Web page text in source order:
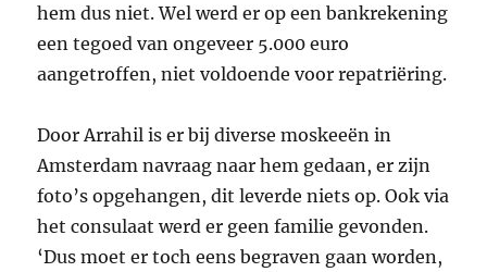
hem dus niet. Wel werd er op een bankrekening
een tegoed van ongeveer 5.000 euro
aangetroffen, niet voldoende voor repatriëring.
Door Arrahil is er bij diverse moskeeën in
Amsterdam navraag naar hem gedaan, er zijn
foto’s opgehangen, dit leverde niets op. Ook via
het consulaat werd er geen familie gevonden.
‘Dus moet er toch eens begraven gaan worden,